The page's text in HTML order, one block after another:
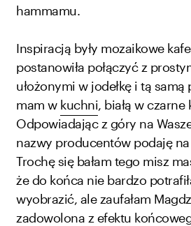
hammamu.
Inspiracją były mozaikowe
postanowiła połączyć z
ułożonymi w jodełkę i tą samą
mam w kuchni, białą w czarne
Odpowiadając z góry na
nazwy producentów podaję
Trochę się bałam tego misz
że do końca nie bardzo
wyobrazić, ale zaufałam
zadowolona z efektu